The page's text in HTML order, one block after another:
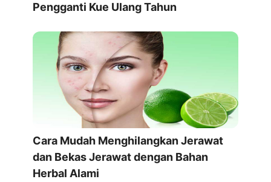
Pengganti Kue Ulang Tahun
Cara Mudah Menghilangkan Jerawat
dan Bekas Jerawat dengan Bahan
Herbal Alami